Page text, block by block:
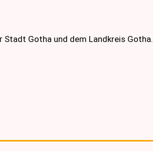
Gotha und dem Landkreis Gotha.